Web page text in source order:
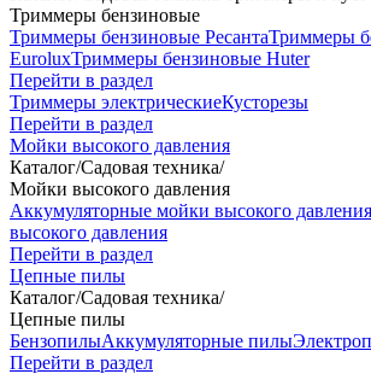
Триммеры бензиновые
Триммеры бензиновые РесантаТриммеры
EuroluxТриммеры бензиновые Huter
Перейти в раздел
Триммеры электрическиеКусторезы
Перейти в раздел
Мойки высокого давления
Каталог/Садовая техника/
Мойки высокого давления
Аккумуляторные мойки высокого давления
высокого давления
Перейти в раздел
Цепные пилы
Каталог/Садовая техника/
Цепные пилы
БензопилыАккумуляторные пилы
Перейти в раздел